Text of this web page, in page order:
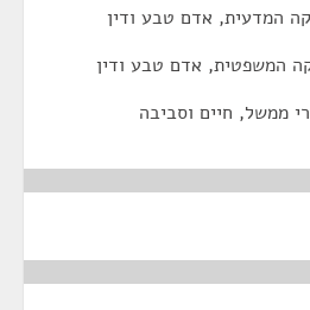
המדעית, אדם טבע ודין
המשפטית, אדם טבע ודין
ממשל, חיים וסביבה